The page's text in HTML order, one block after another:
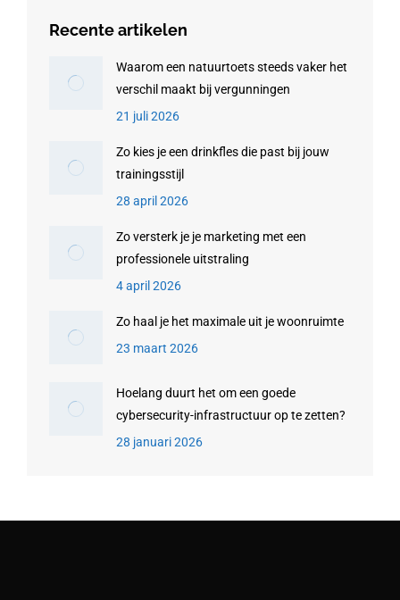
Recente artikelen
Waarom een natuurtoets steeds vaker het
verschil maakt bij vergunningen
21 juli 2026
Zo kies je een drinkfles die past bij jouw
trainingsstijl
28 april 2026
Zo versterk je je marketing met een
professionele uitstraling
4 april 2026
Zo haal je het maximale uit je woonruimte
23 maart 2026
Hoelang duurt het om een goede
cybersecurity-infrastructuur op te zetten?
28 januari 2026